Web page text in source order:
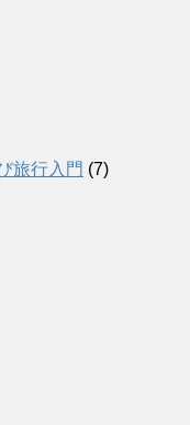
旅行入門 (7)